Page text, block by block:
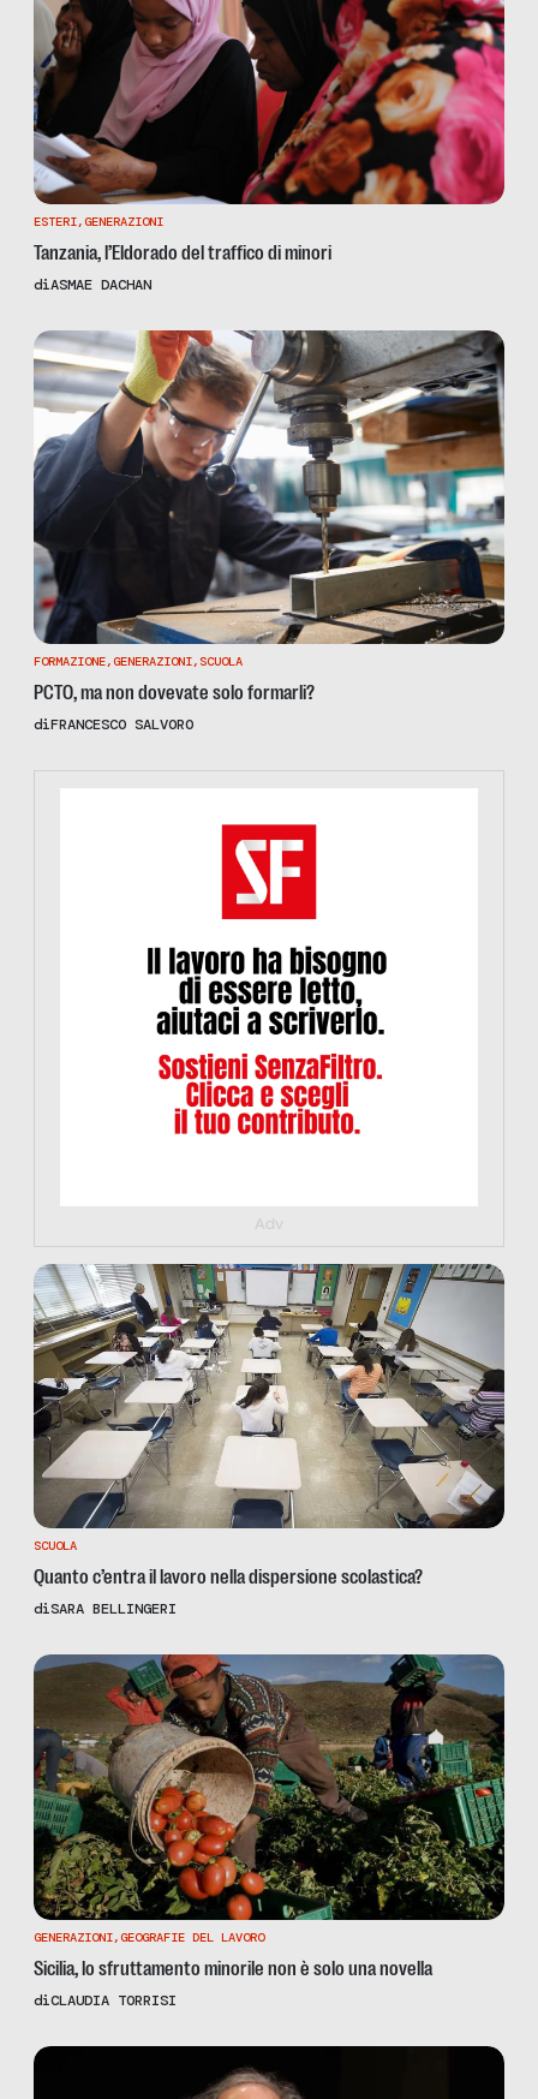
ESTERI,GENERAZIONI
Tanzania, l’Eldorado del traffico di minori
diASMAE DACHAN
FORMAZIONE,GENERAZIONI, SCUOLA
PCTO, ma non dovevate solo formarli?
diFRANCESCO SALVORO
Adv
SCUOLA
Quanto c’entra il lavoro nella dispersione scolastica?
diSARA BELLINGERI
GENERAZIONI,GEOGRAFIE DEL LAVORO
Sicilia, lo sfruttamento minorile non è solo una novella
diCLAUDIA TORRISI